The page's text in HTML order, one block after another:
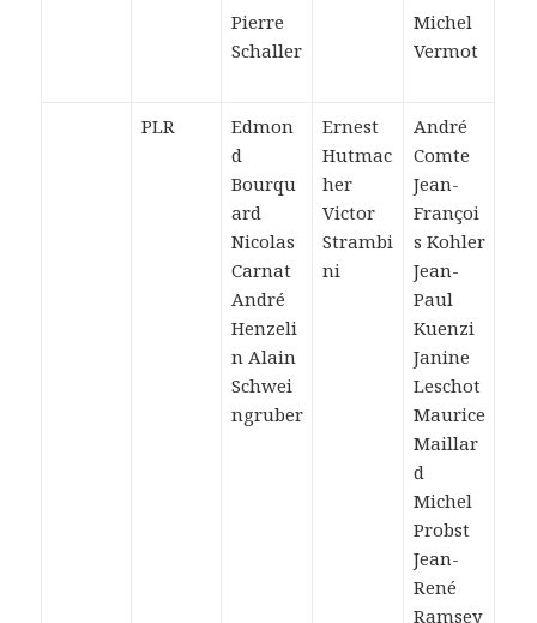
Pierre
Schaller
Michel
Vermot
PLR
Edmon
d
Bourqu
ard
Nicolas
Carnat
André
Henzeli
n Alain
Schwei
ngruber
Ernest
Hutmac
her
Victor
Strambi
ni
André
Comte
Jean-
Françoi
s Kohler
Jean-
Paul
Kuenzi
Janine
Leschot
Maurice
Maillar
d
Michel
Probst
Jean-
René
Ramsey